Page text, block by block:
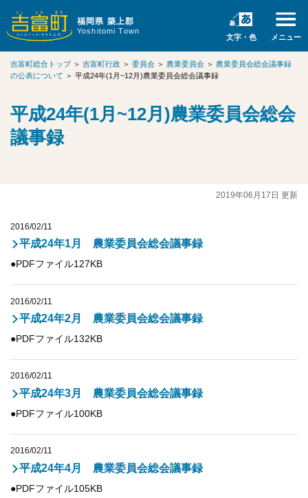
福岡県 築上郡
Yoshitomi Town
文字・色 メニュー
吉富町総合トップ＞ 吉富町行政 ＞ 委員会 ＞ 農業委員会 ＞ 農業委員会総会議事録
の公表について ＞ 平成24年(1月~12月)農業委員会総会議事録
平成24年(1月~12月)農業委員会総会
議事録
2019年06月17日 更新
平成24年1月 農業委員会総会議事録
●PDFファイル127KB
2016/02/11
平成24年2月 農業委員会総会議事録
●PDFファイル132KB
2016/02/11
平成24年3月 農業委員会総会議事録
●PDFファイル100KB
2016/02/11
平成24年4月 農業委員会総会議事録
●PDFファイル105KB
2016/02/11